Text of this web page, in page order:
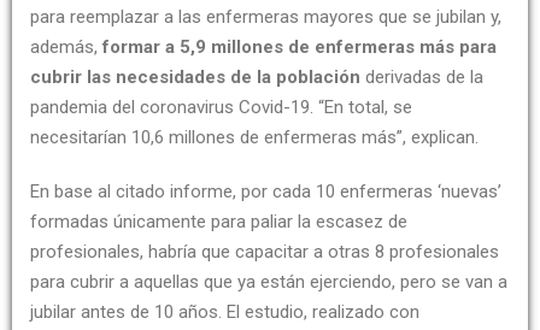
para reemplazar a las enfermeras mayores que se jubilan y,
además,formar a 5,9 millones de enfermeras más para
cubrir las necesidades de la población derivadas de la
pandemia del coronavirus Covid-19. “En total, se
necesitarían 10,6 millones de enfermeras más”, explican.
En base al citado informe, por cada 10 enfermeras ‘nuevas’
formadas únicamente para paliar la escasez de
profesionales, habría que capacitar a otras 8 profesionales
para cubrir a aquellas que ya están ejerciendo, pero se van a
jubilar antes de 10 años. El estudio, realizado con